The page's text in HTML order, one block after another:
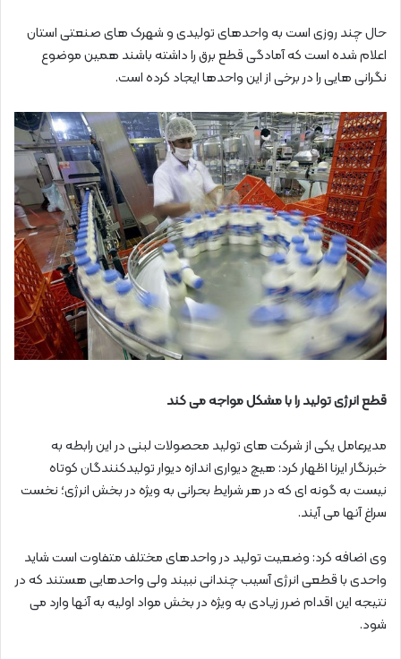
حال چند روزی است به واحدهای تولیدی و شهرک های صنعتی استان
اعلام شده است که آمادگی قطع برق را داشته باشند همین موضوع
نگرانی هایی را در برخی از این واحدها ایجاد کرده است.
قطع انرژی تولید را با مشکل مواجه می کند
مدیرعامل یکی از شرکت های تولید محصولات لبنی در این رابطه به
خبرنگار ایرنا اظهار کرد: هیچ دیواری اندازه دیوار تولیدکنندگان کوتاه
نیست به گونه ای که در هر شرایط بحرانی به ویژه در بخش انرژی؛ نخست
سراغ آنها می آیند.
وی اضافه کرد: وضعیت تولید در واحدهای مختلف متفاوت است شاید
واحدی با قطعی انرژی آسیب چندانی نبیند ولی واحدهایی هستند که در
نتیجه این اقدام ضرر زیادی به ویژه در بخش مواد اولیه به آنها وارد می
شود.